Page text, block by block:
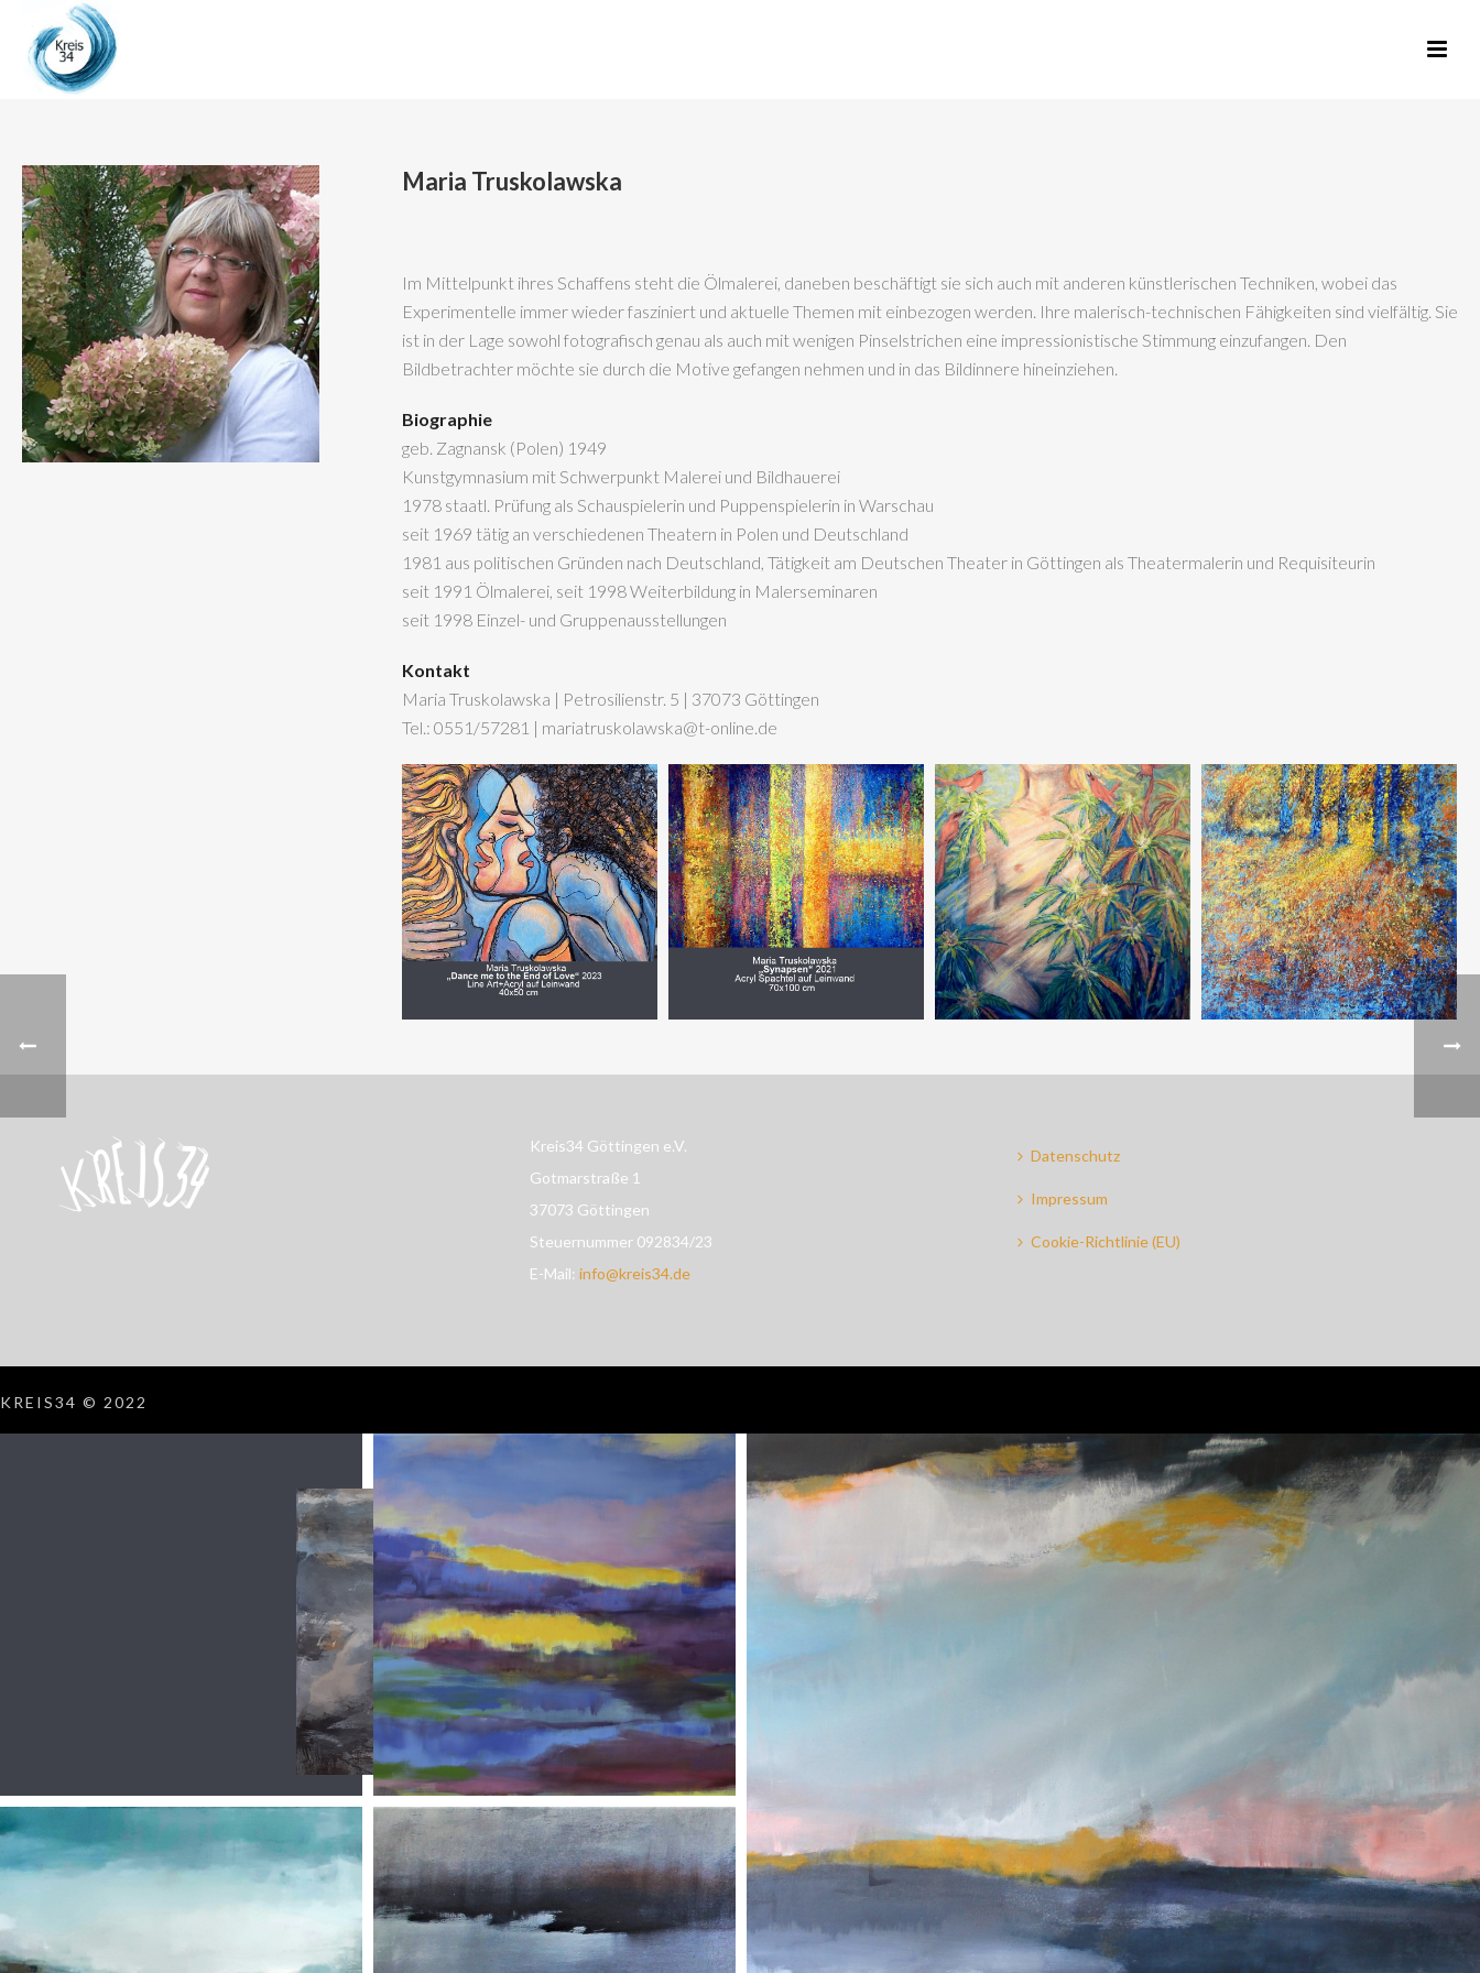
Maria Truskolawska
Im Mittelpunkt ihres Schaffens steht die Ölmalerei, daneben beschäftigt sie sich auch mit anderen künstlerischen Techniken, wobei das
Experimentelle immer wieder fasziniert und aktuelle Themen mit einbezogen werden. Ihre malerisch-technischen Fähigkeiten sind vielfältig. Sie
ist in der Lage sowohl fotografisch genau als auch mit wenigen Pinselstrichen eine impressionistische Stimmung einzufangen. Den
Bildbetrachter möchte sie durch die Motive gefangen nehmen und in das Bildinnere hineinziehen.
Biographie
geb. Zagnansk (Polen) 1949
Kunstgymnasium mit Schwerpunkt Malerei und Bildhauerei
1978 staatl. Prüfung als Schauspielerin und Puppenspielerin in Warschau
seit 1969 tätig an verschiedenen Theatern in Polen und Deutschland
1981 aus politischen Gründen nach Deutschland, Tätigkeit am Deutschen Theater in Göttingen als Theatermalerin und Requisiteurin
seit 1991 Ölmalerei, seit 1998 Weiterbildung in Malerseminaren
seit 1998 Einzel- und Gruppenausstellungen
Kontakt
Maria Truskolawska | Petrosilienstr. 5 | 37073 Göttingen
Tel.: 0551/57281 | mariatruskolawska@t-online.de
Kreis34 Göttingen e.V.
Gotmarstraße 1
37073 Göttingen
Steuernummer 092834/23
E-Mail: info@kreis34.de
Datenschutz
Impressum
Cookie-Richtlinie (EU)
KREIS34 © 2022